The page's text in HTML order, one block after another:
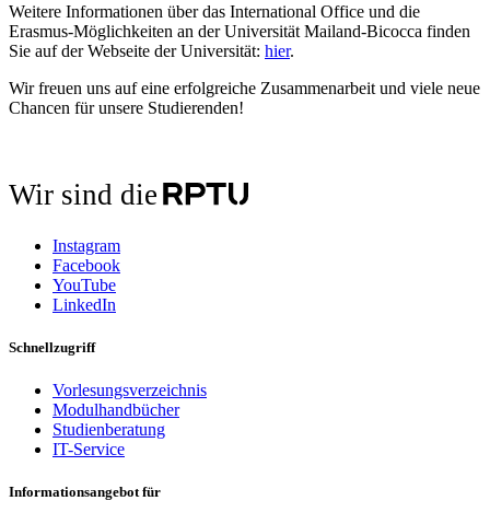
Weitere Informationen über das International Office und die
Erasmus-Möglichkeiten an der Universität Mailand-Bicocca finden
Sie auf der Webseite der Universität: hier.
Wir freuen uns auf eine erfolgreiche Zusammenarbeit und viele neue
Chancen für unsere Studierenden!
Wir sind die
Instagram
Facebook
YouTube
LinkedIn
Schnellzugriff
Vorlesungsverzeichnis
Modulhandbücher
Studienberatung
IT-Service
Informationsangebot für